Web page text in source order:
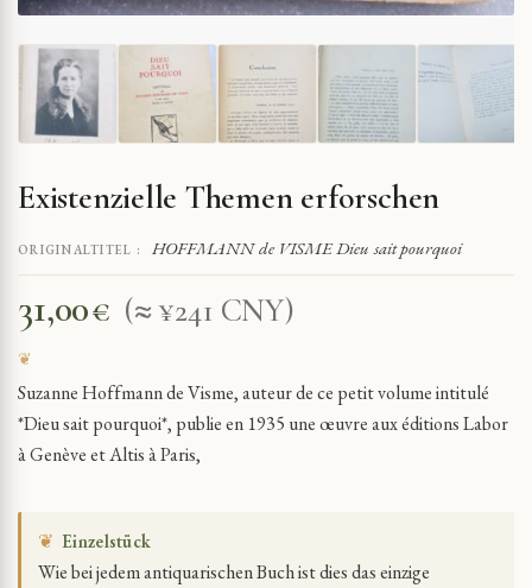
Existenzielle Themen erforschen
ORIGINALTITEL : HOFFMANN de VISME Dieu sait pourquoi
31,00€ (≈ ¥241 CNY)
Suzanne Hoffmann de Visme, auteur de ce petit volume intitulé
*Dieu sait pourquoi*, publie en 1935 une œuvre aux éditions Labor
à Genève et Altis à Paris,
❦ Einzelstück
Wie bei jedem antiquarischen Buch ist dies das einzige